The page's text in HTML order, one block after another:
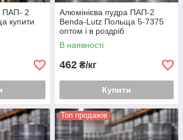
ПАП- 2
купити
Алюмінієва пудра ПАП-2
Benda-Lutz Польща 5-7375
оптом і в роздріб
В наявності
462 ₴/кг
Купити
Топ продажів